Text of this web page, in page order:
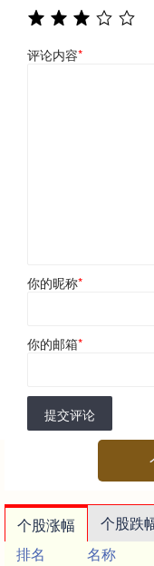
评论内容*
你的昵称*
你的邮箱*
提交评论
个股涨幅 个股跌
排名
名称